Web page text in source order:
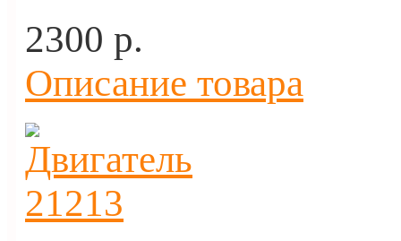
2300 p.
Описание товара